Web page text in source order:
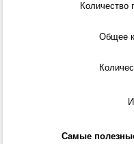
Количество
Общее
Самые